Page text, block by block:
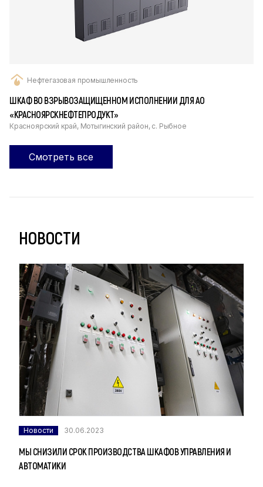
Нефтегазовая промышленность
ШКАФ ВО ВЗРЫВОЗАЩИЩЕННОМ ИСПОЛНЕНИИ ДЛЯ АО
«КРАСНОЯРСКНЕФТЕПРОДУКТ»
Красноярский край, Мотыгинский район, с. Рыбное
Смотреть все
НОВОСТИ
Новости 30.06.2023
МЫ СНИЗИЛИ СРОК ПРОИЗВОДСТВА ШКАФОВ УПРАВЛЕНИЯ И
АВТОМАТИКИ